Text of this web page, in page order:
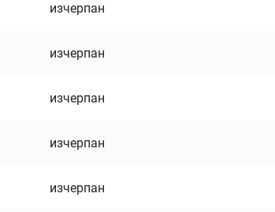
изчерпан
изчерпан
изчерпан
изчерпан
изчерпан